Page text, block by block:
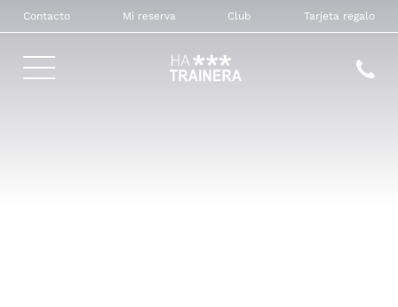
Contacto Mi reserva Club Tarjeta regalo